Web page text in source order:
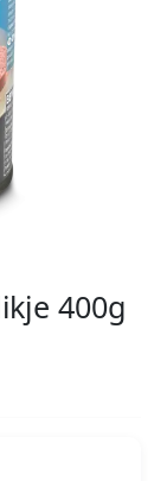
400g